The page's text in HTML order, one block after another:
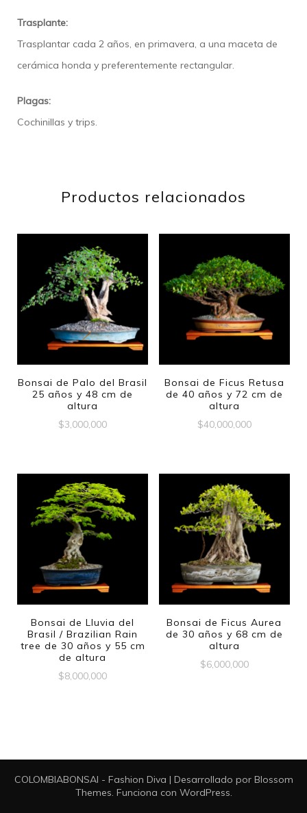
Trasplante:
Trasplantar cada 2 años, en primavera, a una maceta de
cerámica honda y preferentemente rectangular.
Plagas:
Cochinillas y trips.
Productos relacionados
Bonsai de Palo del Brasil
25 años y 48 cm de
altura
$3,000,000
Bonsai de Ficus Retusa
de 40 años y 72 cm de
altura
$40,000,000
Bonsai de Lluvia del
Brasil / Brazilian Rain
tree de 30 años y 55 cm
de altura
$8,000,000
Bonsai de Ficus Aurea
de 30 años y 68 cm de
altura
$6,000,000
COLOMBIABONSAI - Fashion Diva | Desarrollado por Blossom
Themes . Funciona con WordPress